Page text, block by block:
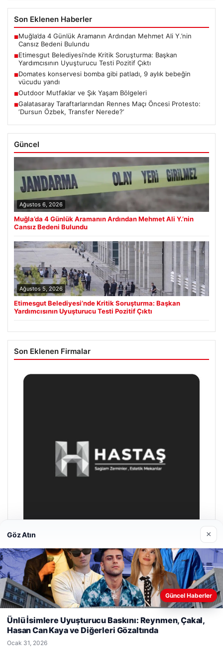
Son Eklenen Haberler
■Muğla’da 4 Günlük Aramanın Ardından Mehmet Ali Y.’nin
Cansız Bedeni Bulundu
■Etimesgut Belediyesi’nde Kritik Soruşturma: Başkan
Yardımcısının Uyuşturucu Testi Pozitif Çıktı
■Domates konservesi bomba gibi patladı, 9 aylık bebeğin
vücudu yandı
■Outdoor Mutfaklar ve Şık Yaşam Bölgeleri
■Galatasaray Taraftarlarından Rennes Maçı Öncesi Protesto:
‘Dursun Özbek, Transfer Nerede?’
Güncel
Ağustos 6, 2026
Muğla’da 4 Günlük Aramanın Ardından Mehmet Ali Y.’nin
Cansız Bedeni Bulundu
Ağustos 5, 2026
Etimesgut Belediyesi’nde Kritik Soruşturma: Başkan
Yardımcısının Uyuşturucu Testi Pozitif Çıktı
Son Eklenen Firmalar
Prenses Night Club
Nisan 29, 2026
Web sitemizi nasıl kullandığınızı daha iyi anlayabilmek,
kullanıyoruz.Çerez Politikamız
Kabul Et
Göz Atın ×
Güncel Haberler
Ünlü İsimlere Uyuşturucu Baskını: Reynmen, Çakal,
Hasan Can Kaya ve Diğerleri Gözaltında
Ocak 31, 2026